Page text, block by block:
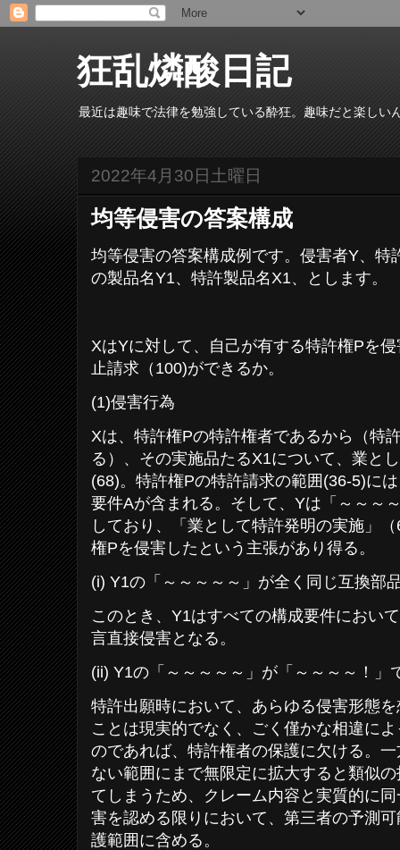
狂乱燐酸日記
最近は趣味で法律を勉強している酔狂。趣味だと楽しい
2022年4月30日土曜日
均等侵害の答案構成
均等侵害の答案構成例です。侵害者Y、特
の製品名Y1、特許製品名X1、とします。
XはYに対して、自己が有する特許権Pを
止請求（100)ができるか。
(1)侵害行為
Xは、特許権Pの特許権者であるから（特
る）、その実施品たるX1について、業と
(68)。特許権Pの特許請求の範囲(36-5)に
要件Aが含まれる。そして、Yは「～～～
しており、「業として特許発明の実施」
権Pを侵害したという主張があり得る。
(i) Y1の「～～～～～」が全く同じ互換部
このとき、Y1はすべての構成要件におい
言直接侵害となる。
(ii) Y1の「～～～～～」が「～～～～！」
特許出願時において、あらゆる侵害形態
ことは現実的でなく、ごく僅かな相違に
のであれば、特許権者の保護に欠ける。
ない範囲にまで無限定に拡大すると類似
てしまうため、クレーム内容と実質的に
害を認める限りにおいて、第三者の予測
護範囲に含める。